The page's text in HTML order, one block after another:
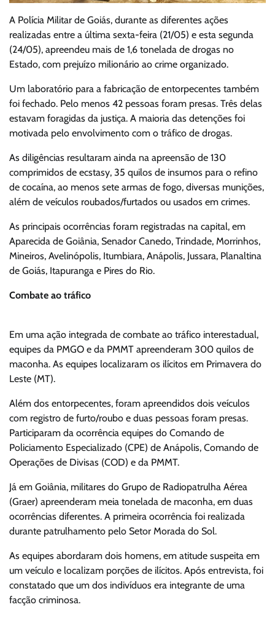
A Polícia Militar de Goiás, durante as diferentes ações
realizadas entre a última sexta-feira (21/05) e esta segunda
(24/05), apreendeu mais de 1,6 tonelada de drogas no
Estado, com prejuízo milionário ao crime organizado.
Um laboratório para a fabricação de entorpecentes também
foi fechado. Pelo menos 42 pessoas foram presas. Três delas
estavam foragidas da justiça. A maioria das detenções foi
motivada pelo envolvimento com o tráfico de drogas.
As diligências resultaram ainda na apreensão de 130
comprimidos de ecstasy, 35 quilos de insumos para o refino
de cocaína, ao menos sete armas de fogo, diversas munições,
além de veículos roubados/furtados ou usados em crimes.
As principais ocorrências foram registradas na capital, em
Aparecida de Goiânia, Senador Canedo, Trindade, Morrinhos,
Mineiros, Avelinópolis, Itumbiara, Anápolis, Jussara, Planaltina
de Goiás, Itapuranga e Pires do Rio.
Combate ao tráfico
Em uma ação integrada de combate ao tráfico interestadual,
equipes da PMGO e da PMMT apreenderam 300 quilos de
maconha. As equipes localizaram os ilícitos em Primavera do
Leste (MT).
Além dos entorpecentes, foram apreendidos dois veículos
com registro de furto/roubo e duas pessoas foram presas.
Participaram da ocorrência equipes do Comando de
Policiamento Especializado (CPE) de Anápolis, Comando de
Operações de Divisas (COD) e da PMMT.
Já em Goiânia, militares do Grupo de Radiopatrulha Aérea
(Graer) apreenderam meia tonelada de maconha, em duas
ocorrências diferentes. A primeira ocorrência foi realizada
durante patrulhamento pelo Setor Morada do Sol.
As equipes abordaram dois homens, em atitude suspeita em
um veículo e localizam porções de ilícitos. Após entrevista, foi
constatado que um dos indivíduos era integrante de uma
facção criminosa.